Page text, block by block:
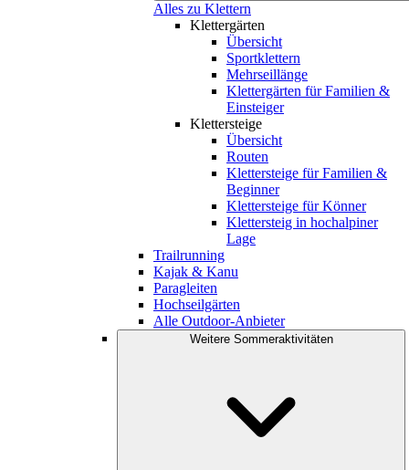
Alles zu Klettern
Klettergärten
Übersicht
Sportklettern
Mehrseillänge
Klettergärten für Familien &
Einsteiger
Klettersteige
Übersicht
Routen
Klettersteige für Familien &
Beginner
Klettersteige für Könner
Klettersteig in hochalpiner
Lage
Trailrunning
Kajak & Kanu
Paragleiten
Hochseilgärten
Alle Outdoor-Anbieter
Weitere Sommeraktivitäten